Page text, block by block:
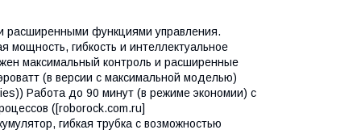
расширенными функциями управления.
гибкость и интеллектуальное
максимальный контроль и расширенные
(в версии с максимальной моделью)
Работа до 90 минут (в режиме экономии) с
([roborock.com.ru]
гибкая трубка с возможностью